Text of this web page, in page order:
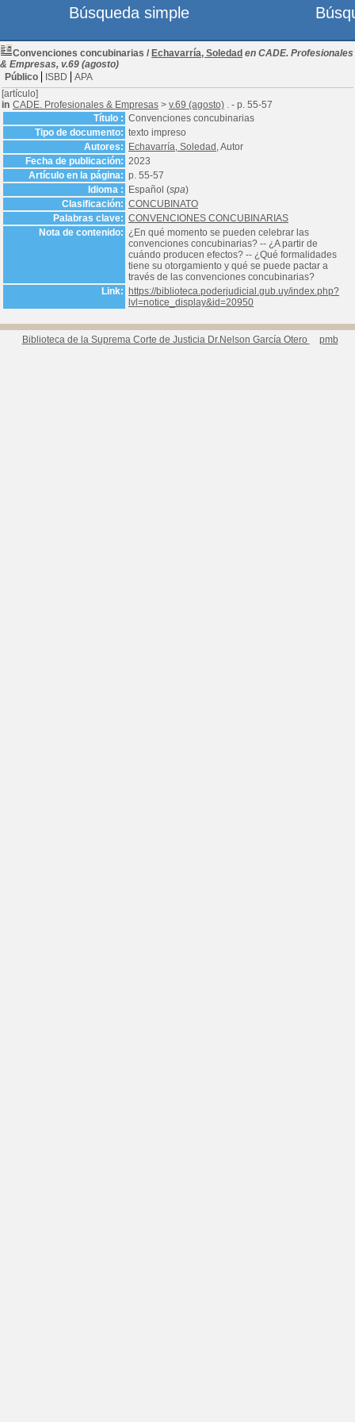
Convenciones concubinarias / Echavarría, Soledad en CADE. Profesionales
& Empresas, v.69 (agosto)
Público
ISBD
APA
[artículo]
in CADE. Profesionales & Empresas > v.69 (agosto) . - p. 55-57
Título : Convenciones concubinarias
Tipo de documento: texto impreso
Autores:
Echavarría, Soledad , Autor
Fecha de publicación: 2023
Artículo en la página: p. 55-57
Idioma :
Español (spa)
Clasificación: CONCUBINATO
Palabras clave: CONVENCIONES CONCUBINARIAS
Nota de contenido: ¿En qué momento se pueden celebrar las
convenciones concubinarias? -- ¿A partir de
cuándo producen efectos? -- ¿Qué formalidades
tiene su otorgamiento y qué se puede pactar a
través de las convenciones concubinarias?
Link:
https://biblioteca.poderjudicial.gub.uy/index.php?
lvl=notice_display&id=20950
Biblioteca de la Suprema Corte de Justicia Dr.Nelson García Otero pmb
Búsqueda simple